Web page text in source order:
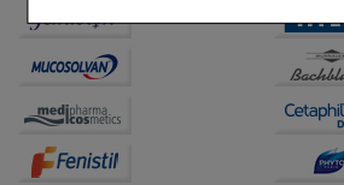
Einkaufserlebnis noch
Besuchers oder unsere Seite an
Verhaltensweisen (z.B.
anzupassen. Komfort-Cookies
auch auf Ihre Bedürfnisse
anzuzeigen und unser
betreiben.